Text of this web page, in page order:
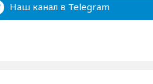
Наш канал в Telegram